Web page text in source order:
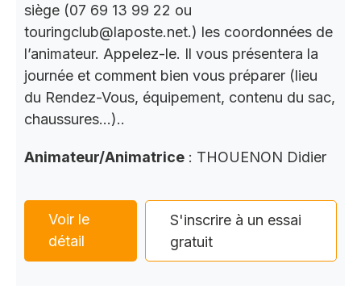
siège (07 69 13 99 22 ou
touringclub@laposte.net.) les coordonnées de
l’animateur. Appelez-le. Il vous présentera la
journée et comment bien vous préparer (lieu
du Rendez-Vous, équipement, contenu du sac,
chaussures…)..
Animateur/Animatrice : THOUENON Didier
Voir le
détail
S'inscrire à un essai
gratuit